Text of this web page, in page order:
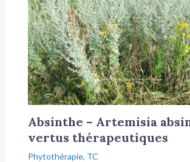
Absinthe – Artemisia
vertus thérapeutiques
Phytothérapie, TC